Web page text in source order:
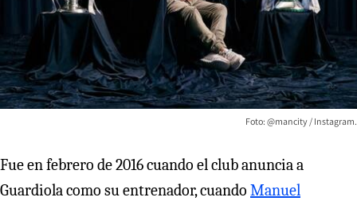
Foto: @mancity / Instagram.
Fue en febrero de 2016 cuando el club anuncia a
Guardiola como su entrenador, cuando Manuel